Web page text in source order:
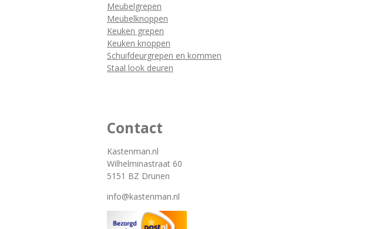
Meubelgrepen
Meubelknoppen
Keuken grepen
Keuken knoppen
Schuifdeurgrepen en kommen
Staal look deuren
Contact
Kastenman.nl
Wilhelminastraat 60
5151 BZ Drunen
info@kastenman.nl